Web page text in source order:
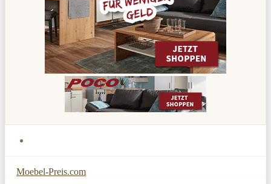
Moebel-Preis.com